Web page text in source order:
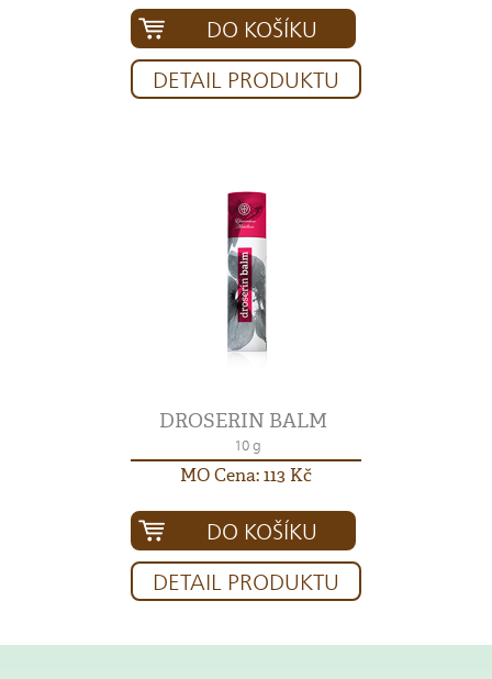
DO KOŠÍKU
DETAIL PRODUKTU
DROSERIN BALM
10 g
MO Cena: 113 Kč
DO KOŠÍKU
DETAIL PRODUKTU